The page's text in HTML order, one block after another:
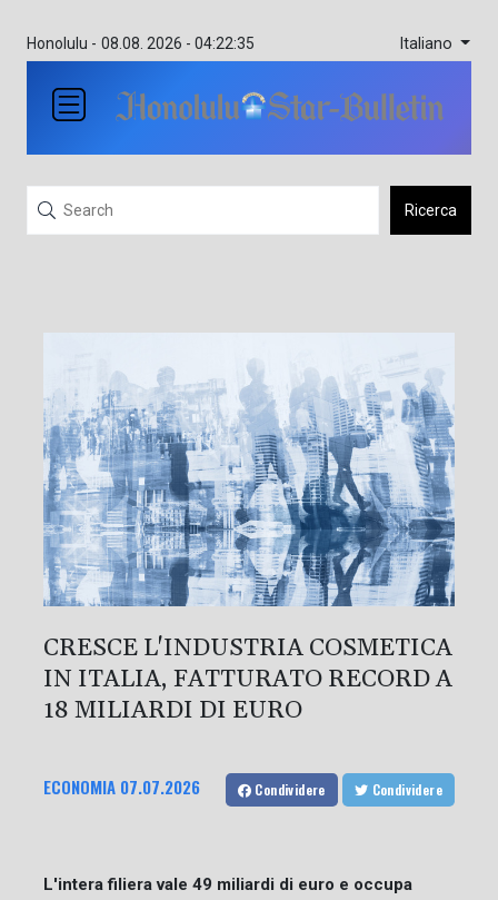
Honolulu - 08.08. 2026 - 04:22:35 Italiano
Ricerca
CRESCE L'INDUSTRIA COSMETICA
IN ITALIA, FATTURATO RECORD A
18 MILIARDI DI EURO
ECONOMIA 07.07.2026 Condividere Condividere
L'intera filiera vale 49 miliardi di euro e occupa